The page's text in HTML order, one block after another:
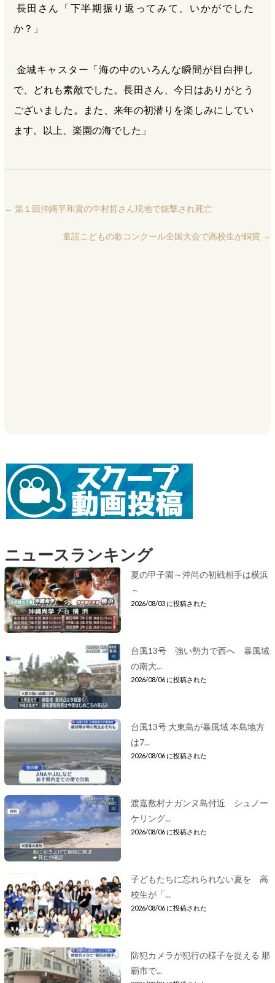
長田さん「下半期振り返ってみて、いかがでした
か？」
金城キャスター「海の中のいろんな瞬間が目白押し
で、どれも素敵でした。長田さん、今日はありがとう
ございました。また、来年の初潜りを楽しみにしてい
ます。以上、楽園の海でした」
← 第１回沖縄平和賞の中村哲さん現地で銃撃され死亡
童謡こどもの歌コンクール全国大会で高校生が銅賞 →
ニュースランキング
夏の甲子園～沖尚の初戦相手は横浜
～
2026/08/03 に投稿された
台風13号 強い勢力で西へ 暴風域
の南大...
2026/08/06 に投稿された
台風13号 大東島が暴風域 本島地方
は7...
2026/08/06 に投稿された
渡嘉敷村ナガンヌ島付近 シュノー
ケリング...
2026/08/06 に投稿された
子どもたちに忘れられない夏を 高
校生が「...
2026/08/06 に投稿された
防犯カメラが犯行の様子を捉える 那
覇市で...